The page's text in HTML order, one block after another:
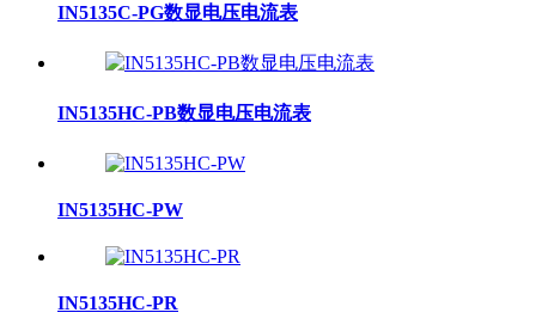
IN5135C-PG数显电压电流表
IN5135HC-PB数显电压电流表
IN5135HC-PW
IN5135HC-PR